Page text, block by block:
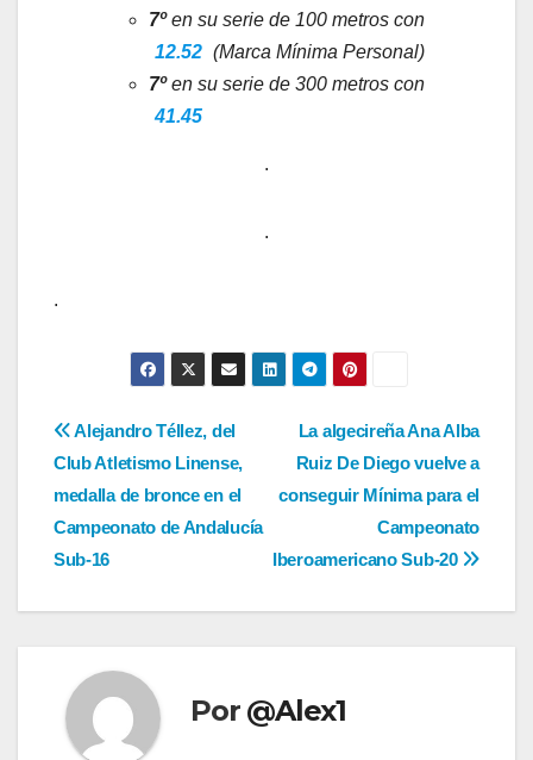
7ºen su serie de 100 metros con
12.52 (Marca Mínima Personal)
7ºen su serie de 300 metros con
41.45
.
.
.
Navegación
de
entradas
La algecireña Ana Alba
Ruiz De Diego vuelve a
conseguir Mínima para el
Campeonato
Iberoamericano Sub-20
Alejandro Téllez, del
Club Atletismo Linense,
medalla de bronce en el
Campeonato de Andalucía
Sub-16
Por @Alex1